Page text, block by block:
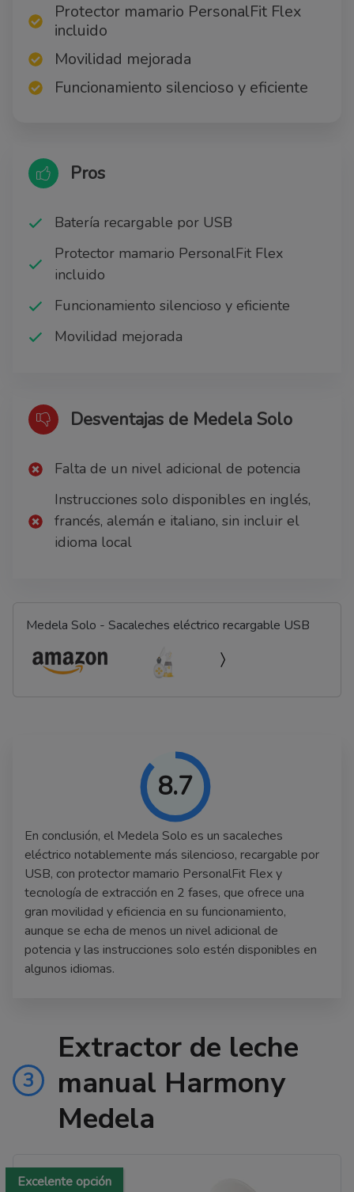
Protector mamario PersonalFit Flex
incluido
Movilidad mejorada
Funcionamiento silencioso y eficiente
Pros
Batería recargable por USB
Protector mamario PersonalFit Flex
incluido
Funcionamiento silencioso y eficiente
Movilidad mejorada
Desventajas de Medela Solo
Falta de un nivel adicional de potencia
Instrucciones solo disponibles en inglés,
francés, alemán e italiano, sin incluir el
idioma local
Medela Solo - Sacaleches eléctrico recargable USB
8.7
En conclusión, el Medela Solo es un sacaleches
eléctrico notablemente más silencioso, recargable por
USB, con protector mamario PersonalFit Flex y
tecnología de extracción en 2 fases, que ofrece una
gran movilidad y eficiencia en su funcionamiento,
aunque se echa de menos un nivel adicional de
potencia y las instrucciones solo estén disponibles en
algunos idiomas.
3
Extractor de leche
manual Harmony
Medela
Excelente opción